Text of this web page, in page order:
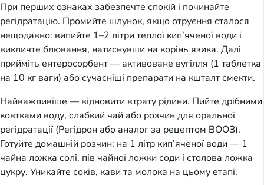
При перших ознаках забезпечте спокій і починайте
регідратацію. Промийте шлунок, якщо отруєння сталося
нещодавно: випийте 1–2 літри теплої кип’яченої води і
викличте блювання, натиснувши на корінь язика. Далі
прийміть ентеросорбент — активоване вугілля (1 таблетка
на 10 кг ваги) або сучасніші препарати на кшталт смекти.
Найважливіше — відновити втрату рідини. Пийте дрібними
ковтками воду, слабкий чай або розчин для оральної
регідратації (Регідрон або аналог за рецептом ВООЗ).
Готуйте домашній розчин: на 1 літр кип’яченої води — 1
чайна ложка солі, пів чайної ложки соди і столова ложка
цукру. Уникайте соків, кави та молока на цьому етапі.